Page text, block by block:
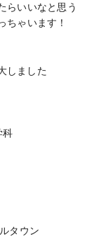
らいいなと思う
ちゃいます！
しました
科
タウン